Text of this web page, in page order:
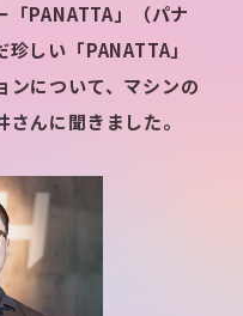
PANATTA」（パナ
しい「PANATTA」
ンについて、マシンの
んに聞きました。